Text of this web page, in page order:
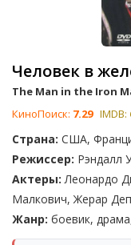
Человек в
The Man in the Iron
КиноПоиск: 7.29 IMDB:
Страна: США,
Режиссер: Рэндалл
Актеры: Леонардо
Малкович, Жерар
Жанр: боевик,